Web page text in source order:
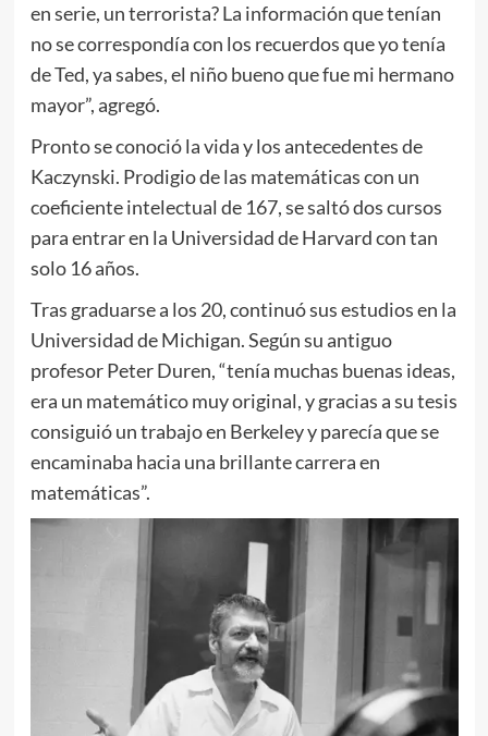
en serie, un terrorista? La información que tenían
no se correspondía con los recuerdos que yo tenía
de Ted, ya sabes, el niño bueno que fue mi hermano
mayor”, agregó.
Pronto se conoció la vida y los antecedentes de
Kaczynski. Prodigio de las matemáticas con un
coeficiente intelectual de 167, se saltó dos cursos
para entrar en la Universidad de Harvard con tan
solo 16 años.
Tras graduarse a los 20, continuó sus estudios en la
Universidad de Michigan. Según su antiguo
profesor Peter Duren, “tenía muchas buenas ideas,
era un matemático muy original, y gracias a su tesis
consiguió un trabajo en Berkeley y parecía que se
encaminaba hacia una brillante carrera en
matemáticas”.